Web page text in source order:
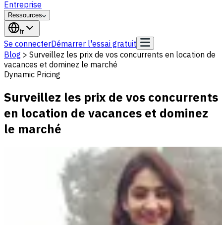
Entreprise
Ressources
fr
Se connecterDémarrer l'essai gratuit
Blog > Surveillez les prix de vos concurrents en location de
vacances et dominez le marché
Dynamic Pricing
Surveillez les prix de vos concurrents
en location de vacances et dominez
le marché